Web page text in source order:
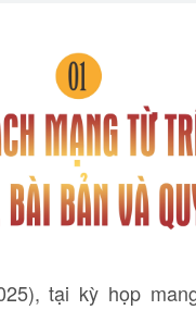
Multimedia
E-
tại kỳ họp